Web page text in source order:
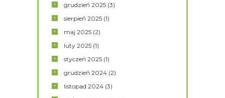
grudzień2025 (3)
sierpień2025 (1)
maj2025 (2)
luty2025 (1)
styczeń2025 (1)
grudzień2024 (2)
listopad2024 (3)